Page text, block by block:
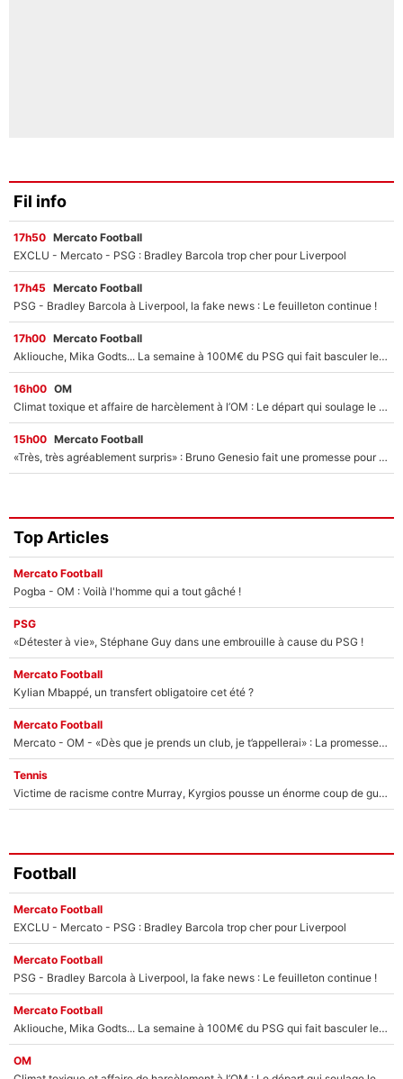
Fil info
17h50 Mercato Football
EXCLU - Mercato - PSG : Bradley Barcola trop cher pour Liverpool
17h45 Mercato Football
PSG - Bradley Barcola à Liverpool, la fake news : Le feuilleton continue !
17h00 Mercato Football
Akliouche, Mika Godts... La semaine à 100M€ du PSG qui fait basculer le mercato du PSG !
16h00 OM
Climat toxique et affaire de harcèlement à l’OM : Le départ qui soulage le vestiaire de Bruno Genesio
15h00 Mercato Football
«Très, très agréablement surpris» : Bruno Genesio fait une promesse pour la suite du mercato de l’OM et rassure les supporters
Top Articles
Mercato Football
Pogba - OM : Voilà l'homme qui a tout gâché !
PSG
«Détester à vie», Stéphane Guy dans une embrouille à cause du PSG !
Mercato Football
Kylian Mbappé, un transfert obligatoire cet été ?
Mercato Football
Mercato - OM - «Dès que je prends un club, je t’appellerai» : La promesse de Marcelino au moment de claquer la porte
Tennis
Victime de racisme contre Murray, Kyrgios pousse un énorme coup de gueule !
Football
Mercato Football
EXCLU - Mercato - PSG : Bradley Barcola trop cher pour Liverpool
Mercato Football
PSG - Bradley Barcola à Liverpool, la fake news : Le feuilleton continue !
Mercato Football
Akliouche, Mika Godts... La semaine à 100M€ du PSG qui fait basculer le mercato du PSG !
OM